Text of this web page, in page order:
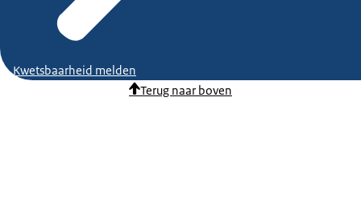
Kwetsbaarheid melden
Terug naar boven